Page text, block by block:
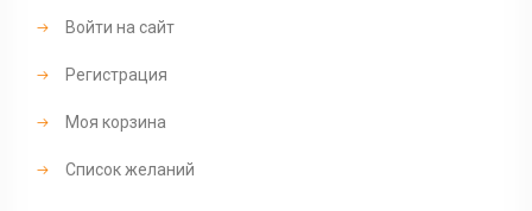
Войти на сайт
Регистрация
Моя корзина
Список желаний